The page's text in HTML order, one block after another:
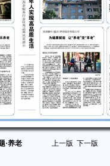
·养老 上一版 下一版